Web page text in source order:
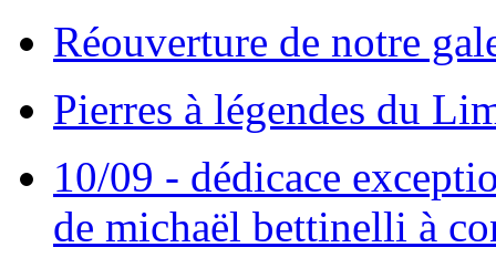
Réouverture de notre
Pierres à légendes du
10/09 - dédicace
de michaël bettinelli à